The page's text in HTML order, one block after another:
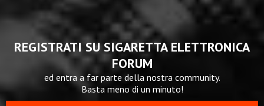
REGISTRATI SU SIGARETTA ELETTRONICA
FORUM
ed entra a far parte della nostra community.
Basta meno di un minuto!